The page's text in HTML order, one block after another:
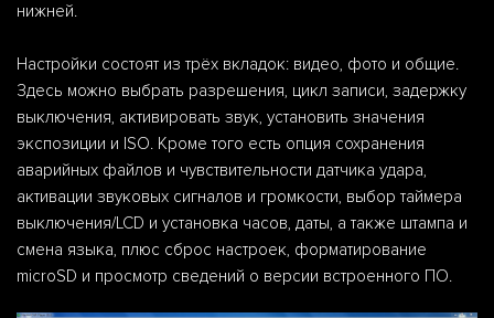
нижней.
Настройки состоят из трёх вкладок: видео, фото и общие.
Здесь можно выбрать разрешения, цикл записи, задержку
выключения, активировать звук, установить значения
экспозиции и ISO. Кроме того есть опция сохранения
аварийных файлов и чувствительности датчика удара,
активации звуковых сигналов и громкости, выбор таймера
выключения/LCD и установка часов, даты, а также штампа и
смена языка, плюс сброс настроек, форматирование
microSD и просмотр сведений о версии встроенного ПО.